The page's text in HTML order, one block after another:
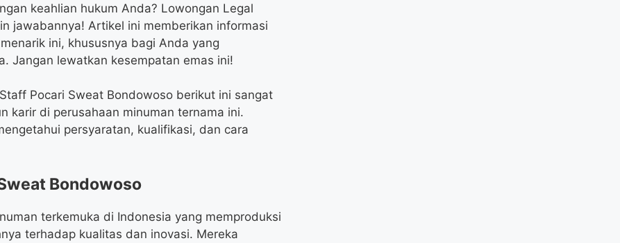
keahlian hukum Anda? Lowongan Legal
jawabannya! Artikel ini memberikan informasi
ini, khususnya bagi Anda yang
Jangan lewatkan kesempatan emas ini!
Pocari Sweat Bondowoso berikut ini sangat
karir di perusahaan minuman ternama ini.
persyaratan, kualifikasi, dan cara
Bondowoso
terkemuka di Indonesia yang memproduksi
terhadap kualitas dan inovasi. Mereka